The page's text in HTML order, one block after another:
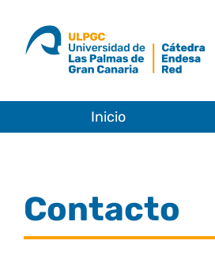
contenido
Inicio
Contacto